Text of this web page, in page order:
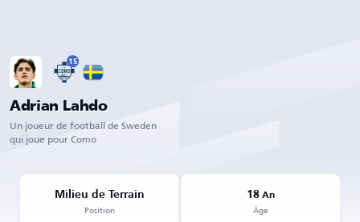
15
Adrian Lahdo
Un joueur de football de Sweden
qui joue pour Como
Milieu de Terrain
Position
18An
Âge